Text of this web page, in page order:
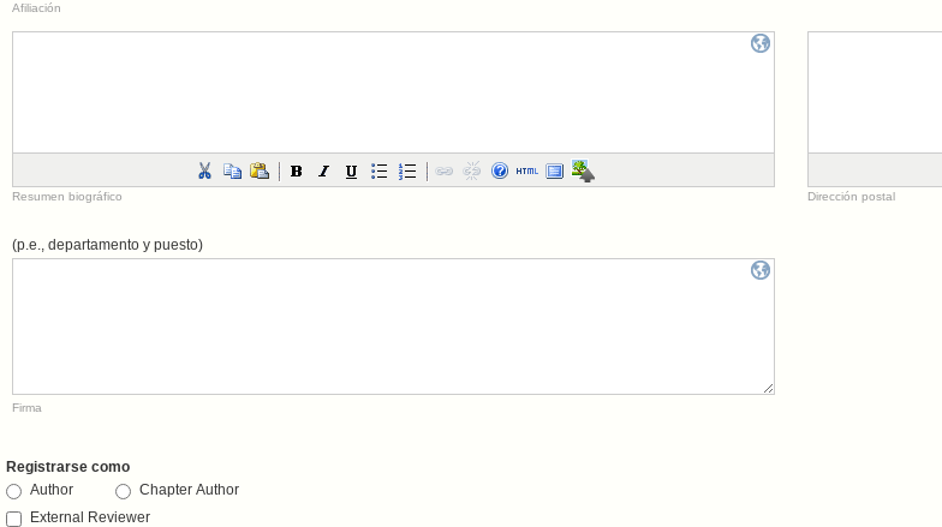
Afiliación
Resumen biográfico Dirección postal
(p.e., departamento y puesto)
Firma
Registrarse como
Author
Chapter Author
External Reviewer